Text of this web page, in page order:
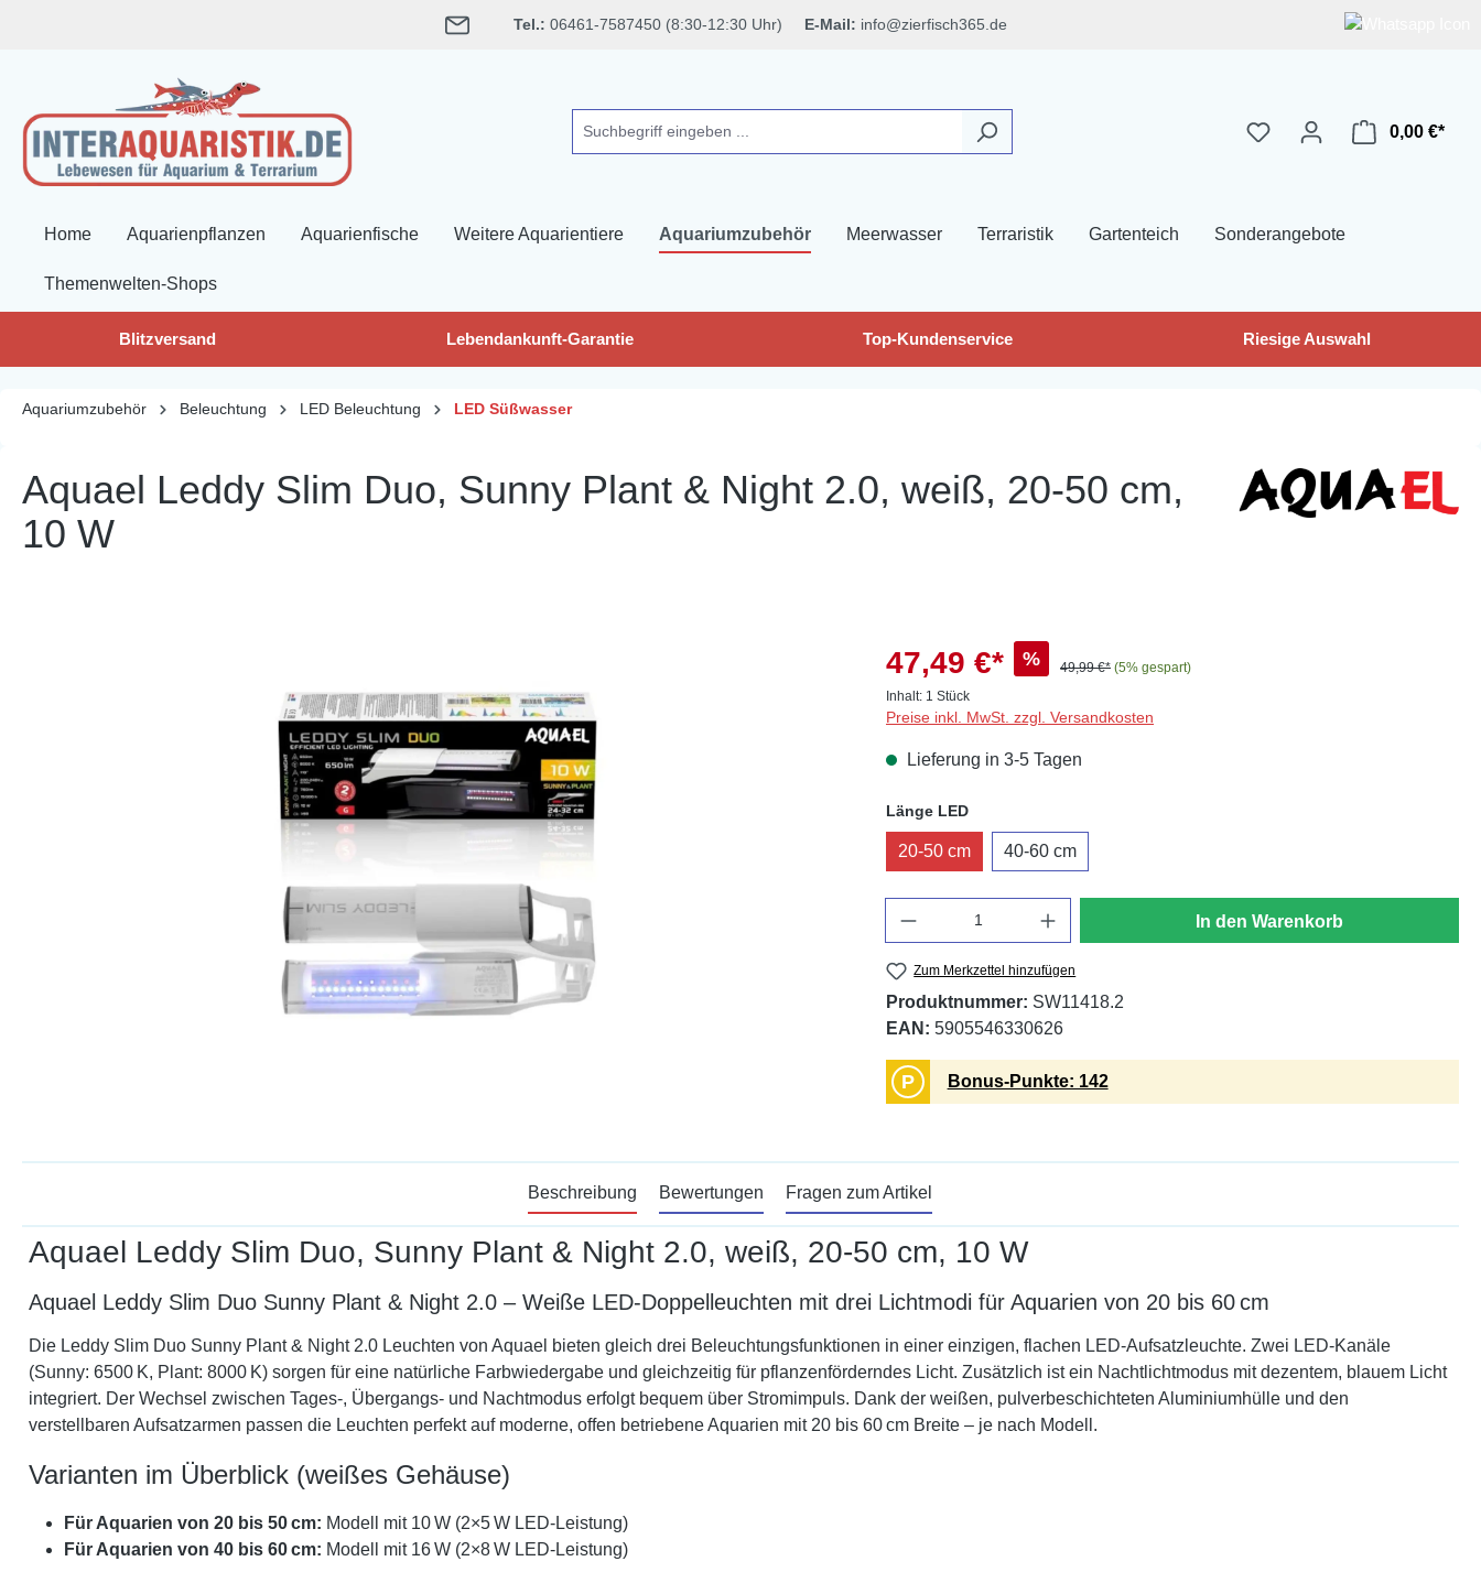
Tel.: 06461-7587450 (8:30-12:30 Uhr) E-Mail: info@zierfisch365.de
0,00 €*
Home Aquarienpflanzen Aquarienfische Weitere Aquarientiere Aquariumzubehör Meerwasser Terraristik Gartenteich Sonderangebote
Themenwelten-Shops
Blitzversand Lebendankunft-Garantie Top-Kundenservice Riesige Auswahl
Aquariumzubehör Beleuchtung LED Beleuchtung LED Süßwasser
Aquael Leddy Slim Duo, Sunny Plant & Night 2.0, weiß, 20-50 cm,
10 W
47,49 €* % 49,99 €* (5% gespart)
Inhalt: 1 Stück
Preise inkl. MwSt. zzgl. Versandkosten
Lieferung in 3-5 Tagen
Länge LEDauswählen
20-50 cm 40-60 cm
In den Warenkorb
Zum Merkzettel hinzufügen
Produktnummer: SW11418.2
EAN: 5905546330626
P Bonus-Punkte: 142
Beschreibung Bewertungen Fragen zum Artikel
Aquael Leddy Slim Duo, Sunny Plant & Night 2.0, weiß, 20-50 cm, 10 W
Aquael Leddy Slim Duo Sunny Plant & Night 2.0 – Weiße LED-Doppelleuchten mit drei Lichtmodi für Aquarien von 20 bis 60 cm
Die Leddy Slim Duo Sunny Plant & Night 2.0 Leuchten von Aquael bieten gleich drei Beleuchtungsfunktionen in einer einzigen, flachen LED-Aufsatzleuchte. Zwei LED-Kanäle
(Sunny: 6500 K, Plant: 8000 K) sorgen für eine natürliche Farbwiedergabe und gleichzeitig für pflanzenförderndes Licht. Zusätzlich ist ein Nachtlichtmodus mit dezentem, blauem Licht
integriert. Der Wechsel zwischen Tages-, Übergangs- und Nachtmodus erfolgt bequem über Stromimpuls. Dank der weißen, pulverbeschichteten Aluminiumhülle und den
verstellbaren Aufsatzarmen passen die Leuchten perfekt auf moderne, offen betriebene Aquarien mit 20 bis 60 cm Breite – je nach Modell.
Varianten im Überblick (weißes Gehäuse)
Für Aquarien von 20 bis 50 cm: Modell mit 10 W (2×5 W LED-Leistung)
Für Aquarien von 40 bis 60 cm: Modell mit 16 W (2×8 W LED-Leistung)